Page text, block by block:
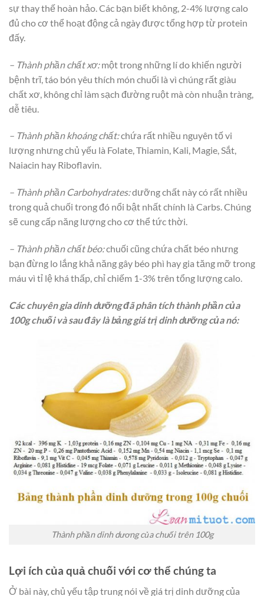
sự thay thế hoàn hảo. Các bạn biết không, 2-4% lượng calo
đủ cho cơ thể hoạt động cả ngày được tổng hợp từ protein
đấy.
– Thành phần chất xơ:một trong những lí do khiến người
bệnh trĩ, táo bón yêu thích món chuối là vì chúng rất giàu
chất xơ, không chỉ làm sạch đường ruột mà còn nhuận tràng,
dễ tiêu.
– Thành phần khoáng chất:chứa rất nhiều nguyên tố vi
lượng nhưng chủ yếu là Folate, Thiamin, Kali, Magie, Sắt,
Naiacin hay Riboflavin.
– Thành phần Carbohydrates:dưỡng chất này có rất nhiều
trong quả chuối trong đó nổi bật nhất chính là Carbs. Chúng
sẽ cung cấp năng lượng cho cơ thể tức thời.
– Thành phần chất béo:chuối cũng chứa chất béo nhưng
bạn đừng lo lắng khả năng gây béo phì hay gia tăng mỡ trong
máu vì tỉ lệ khá thấp, chỉ chiếm 1-3% trên tổng lượng calo.
Các chuyên gia dinh dưỡng đã phân tích thành phần của
100g chuối và sau đây là bảng giá trị dinh dưỡng của nó:
Thành phần dinh dương của chuối trên 100g
Lợi ích của quả chuối với cơ thể chúng ta
Ở bài này, chủ yếu tập trung nói về giá trị dinh dưỡng của